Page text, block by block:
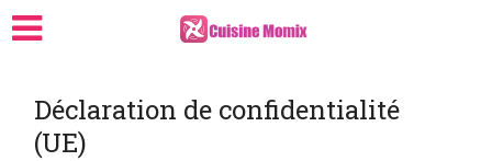
Déclaration de confidentialité
(UE)